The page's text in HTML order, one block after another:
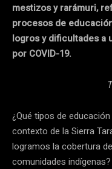
mestizos y rarámuri,
procesos de
logros y dificultades a
por COVID-19.
¿Qué tipos de
contexto de la Sierra
logramos la cobertura
comunidades